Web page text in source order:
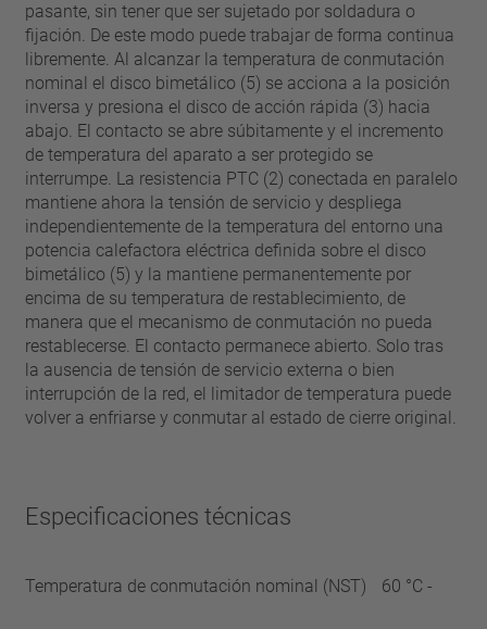
pasante, sin tener que ser sujetado por soldadura o
fijación. De este modo puede trabajar de forma continua
libremente. Al alcanzar la temperatura de conmutación
nominal el disco bimetálico (5) se acciona a la posición
inversa y presiona el disco de acción rápida (3) hacia
abajo. El contacto se abre súbitamente y el incremento
de temperatura del aparato a ser protegido se
interrumpe. La resistencia PTC (2) conectada en paralelo
mantiene ahora la tensión de servicio y despliega
independientemente de la temperatura del entorno una
potencia calefactora eléctrica definida sobre el disco
bimetálico (5) y la mantiene permanentemente por
encima de su temperatura de restablecimiento, de
manera que el mecanismo de conmutación no pueda
restablecerse. El contacto permanece abierto. Solo tras
la ausencia de tensión de servicio externa o bien
interrupción de la red, el limitador de temperatura puede
volver a enfriarse y conmutar al estado de cierre original.
Especificaciones técnicas
Temperatura de conmutación nominal (NST) 60 °C -